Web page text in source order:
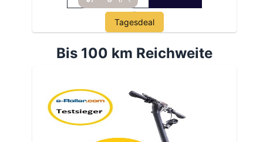
Tagesdeal
Bis 100 km Reichweite